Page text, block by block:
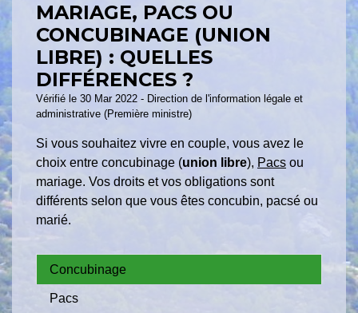
MARIAGE, PACS OU
CONCUBINAGE (UNION
LIBRE) : QUELLES
DIFFÉRENCES ?
Vérifié le 30 Mar 2022 - Direction de l'information légale et
administrative (Première ministre)
Si vous souhaitez vivre en couple, vous avez le
choix entre concubinage (union libre), Pacs ou
mariage. Vos droits et vos obligations sont
différents selon que vous êtes concubin, pacsé ou
marié.
Concubinage
Pacs